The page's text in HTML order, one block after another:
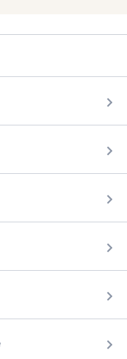
वर्षे
महिना*